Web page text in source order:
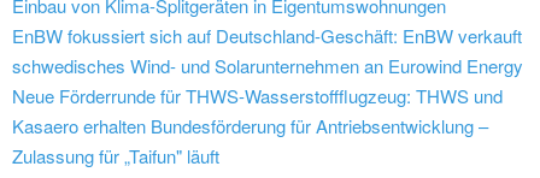
Einbau von Klima-Splitgeräten in Eigentumswohnungen
EnBW fokussiert sich auf Deutschland-Geschäft: EnBW verkauft
schwedisches Wind- und Solarunternehmen an Eurowind Energy
Neue Förderrunde für THWS-Wasserstoffflugzeug: THWS und
Kasaero erhalten Bundesförderung für Antriebsentwicklung –
Zulassung für „Taifun" läuft